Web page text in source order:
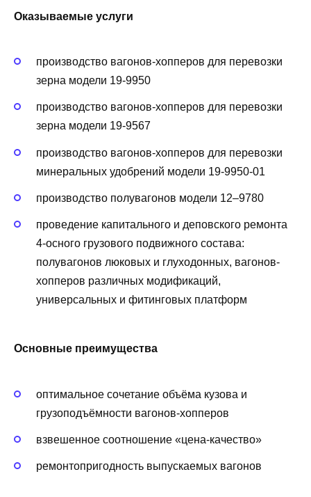
Оказываемые услуги
производство вагонов-хопперов для перевозки
зерна модели 19-9950
производство вагонов-хопперов для перевозки
зерна модели 19-9567
производство вагонов-хопперов для перевозки
минеральных удобрений модели 19-9950-01
производство полувагонов модели 12–9780
проведение капитального и деповского ремонта
4-осного грузового подвижного состава:
полувагонов люковых и глуходонных, вагонов-
хопперов различных модификаций,
универсальных и фитинговых платформ
Основные преимущества
оптимальное сочетание объёма кузова и
грузоподъёмности вагонов-хопперов
взвешенное соотношение «цена-качество»
ремонтопригодность выпускаемых вагонов